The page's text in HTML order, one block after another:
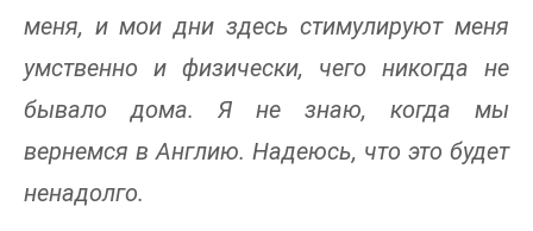
меня, и мои дни здесь стимулируют меня
умственно и физически, чего никогда не
бывало дома. Я не знаю, когда мы
вернемся в Англию. Надеюсь, что это будет
ненадолго.